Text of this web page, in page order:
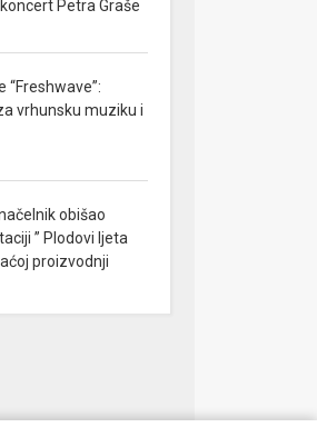
Petra Graše
“Freshwave”:
vrhunsku muziku i
obišao
” Plodovi ljeta
proizvodnji